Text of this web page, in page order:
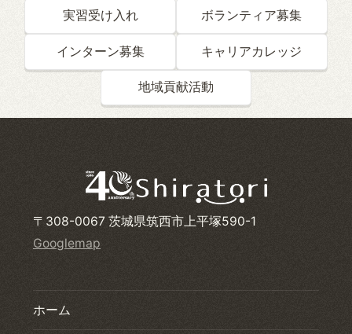
実習受け入れ ボランティア募集
インターン募集 キャリアカレッジ
地域貢献活動
〒308-0067 茨城県筑西市上平塚590-1
Googlemap
ホーム